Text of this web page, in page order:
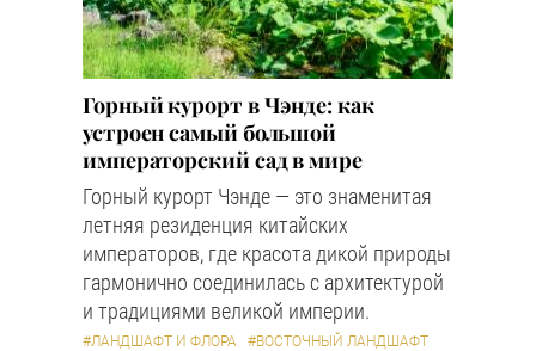
Горный курорт в Чэнде: как
устроен самый большой
императорский сад в мире
Горный курорт Чэнде — это знаменитая
летняя резиденция китайских
императоров, где красота дикой природы
гармонично соединилась с архитектурой
и традициями великой империи.
#ЛАНДШАФТ И ФЛОРА #ВОСТОЧНЫЙ ЛАНДШАФТ